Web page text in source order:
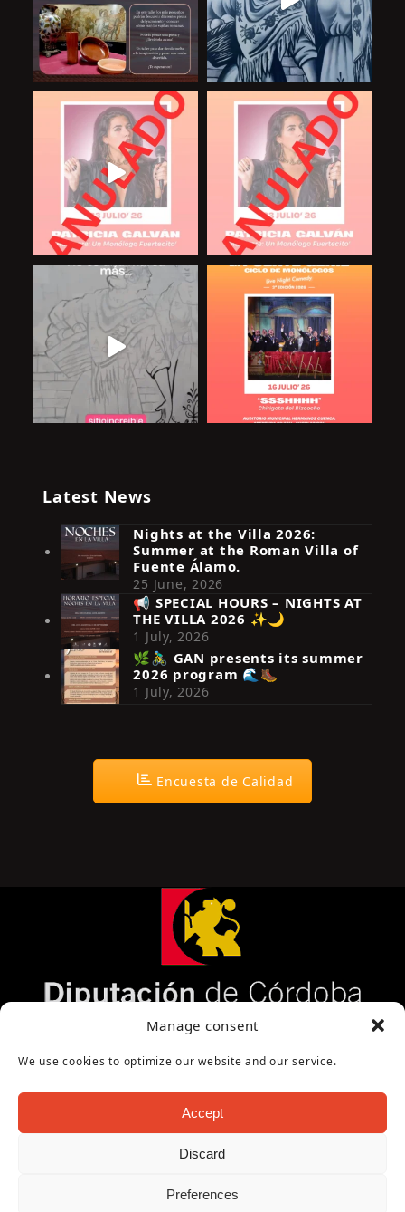
Manage consent
We use cookies to optimize our website and our service.
Accept
Discard
Preferences
Síguenos en Instagram
Latest News
Nights at the Villa 2026:
Summer at the Roman Villa of
Fuente Álamo.
25 June, 2026
📢 SPECIAL HOURS – NIGHTS AT
THE VILLA 2026 ✨🌙
1 July, 2026
🌿🚴‍♂️ GAN presents its summer
2026 program 🌊🥾
1 July, 2026
Encuesta de Calidad
Página cofinanciada por la Diputación de Córdoba
Copyright Oficina de Turismo - Ayuntamiento de